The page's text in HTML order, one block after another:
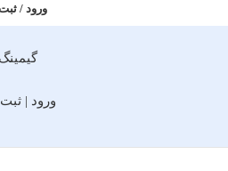
ورود /
گیمینگ
ورود | ثبت